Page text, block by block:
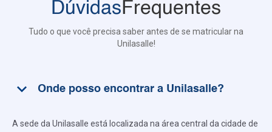
DúvidasFrequentes
Tudo o que você precisa saber antes de se matricular na
Unilasalle!
keyboard_arrow_down Onde posso encontrar a Unilasalle?
A sede da Unilasalle está localizada na área central da cidade de